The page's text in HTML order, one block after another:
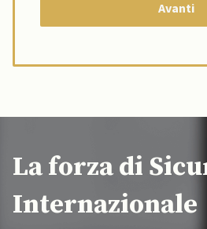
La forza di
Internazionale